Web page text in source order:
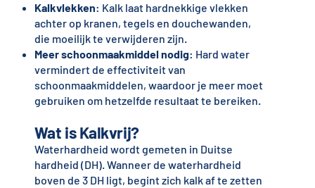
Kalkvlekken: Kalk laat hardnekkige vlekken
achter op kranen, tegels en douchewanden,
die moeilijk te verwijderen zijn.
Meer schoonmaakmiddel nodig: Hard water
vermindert de effectiviteit van
schoonmaakmiddelen, waardoor je meer moet
gebruiken om hetzelfde resultaat te bereiken.
Wat is Kalkvrij?
Waterhardheid wordt gemeten in Duitse
hardheid (DH). Wanneer de waterhardheid
boven de 3 DH ligt, begint zich kalk af te zetten